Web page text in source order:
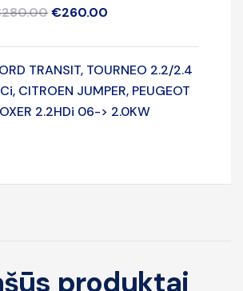
280.00 €260.00
TRANSIT, TOURNEO 2.2/2.4
CITROEN JUMPER, PEUGEOT
2.2HDi 06-> 2.0KW
produktai